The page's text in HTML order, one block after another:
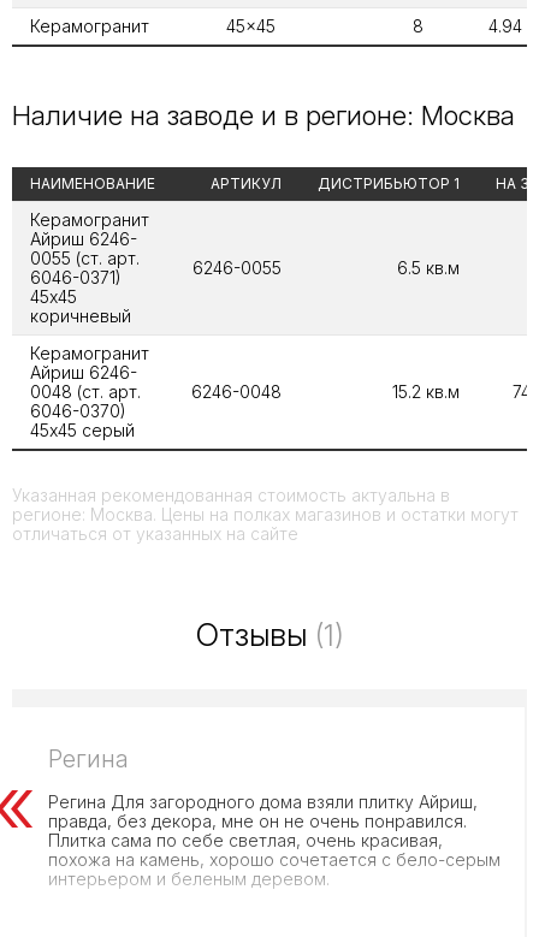
Керамогранит 45x45 8 4.94
Наличие на заводе и в регионе: Москва
НАИМЕНОВАНИЕ АРТИКУЛ ДИСТРИБЬЮТОР 1 НА
Керамогранит
Айриш 6246-
0055 (ст. арт.
6046-0371)
45х45
коричневый
6246-0055 6.5 кв.м
Керамогранит
Айриш 6246-
0048 (ст. арт.
6046-0370)
45х45 серый
6246-0048 15.2 кв.м
Указанная рекомендованная стоимость актуальна в
регионе: Москва. Цены на полках магазинов и остатки могут
отличаться от указанных на сайте
Отзывы (1)
Регина
Регина Для загородного дома взяли плитку Айриш,
правда, без декора, мне он не очень понравился.
Плитка сама по себе светлая, очень красивая,
похожа на камень, хорошо сочетается с бело-серым
интерьером и беленым деревом.